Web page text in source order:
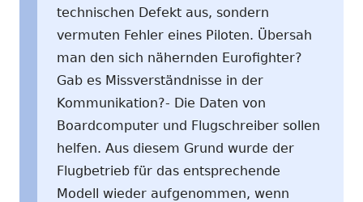
technischen Defekt aus, sondern
vermuten Fehler eines Piloten. Übersah
man den sich nähernden Eurofighter?
Gab es Missverständnisse in der
Kommunikation?- Die Daten von
Boardcomputer und Flugschreiber sollen
helfen. Aus diesem Grund wurde der
Flugbetrieb für das entsprechende
Modell wieder aufgenommen, wenn